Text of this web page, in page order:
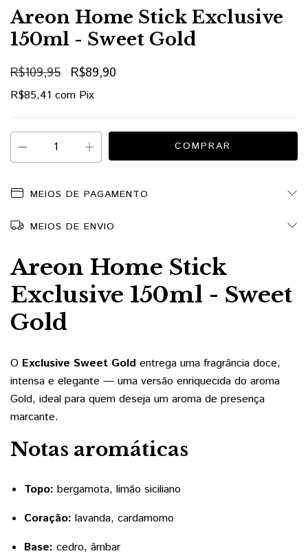
Areon Home Stick Exclusive
150ml - Sweet Gold
R$109,95 R$89,90
R$85,41 com Pix
MEIOS DE PAGAMENTO
MEIOS DE ENVIO
Areon Home Stick
Exclusive 150ml - Sweet
Gold
O Exclusive Sweet Gold entrega uma fragrância doce,
intensa e elegante — uma versão enriquecida do aroma
Gold, ideal para quem deseja um aroma de presença
marcante.
Notas aromáticas
Topo: bergamota, limão siciliano
Coração: lavanda, cardamomo
Base: cedro, âmbar